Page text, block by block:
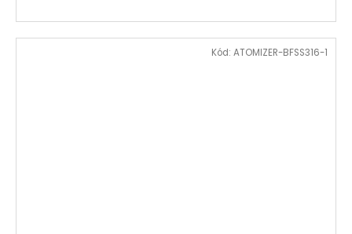
Kód: ATOMIZER-BFSS316-1